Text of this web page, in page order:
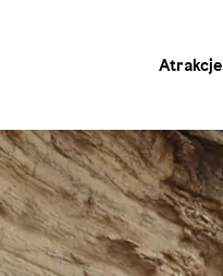
Atrakcje